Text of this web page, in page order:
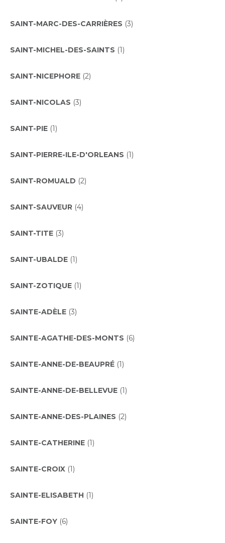
SAINT-MARC-DES-CARRIÈRES (3)
SAINT-MICHEL-DES-SAINTS (1)
SAINT-NICEPHORE (2)
SAINT-NICOLAS (3)
SAINT-PIE (1)
SAINT-PIERRE-ILE-D'ORLEANS (1)
SAINT-ROMUALD (2)
SAINT-SAUVEUR (4)
SAINT-TITE (3)
SAINT-UBALDE (1)
SAINT-ZOTIQUE (1)
SAINTE-ADÈLE (3)
SAINTE-AGATHE-DES-MONTS (6)
SAINTE-ANNE-DE-BEAUPRÉ (1)
SAINTE-ANNE-DE-BELLEVUE (1)
SAINTE-ANNE-DES-PLAINES (2)
SAINTE-CATHERINE (1)
SAINTE-CROIX (1)
SAINTE-ELISABETH (1)
SAINTE-FOY (6)